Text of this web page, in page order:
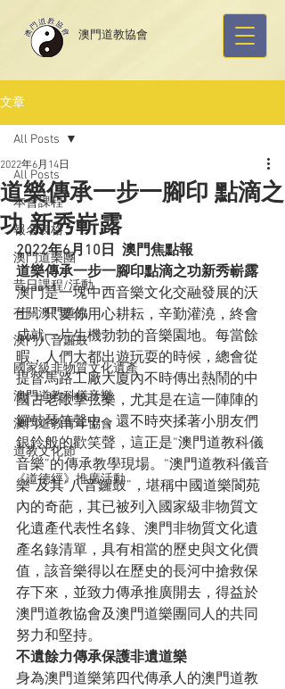
​澳門道教協會
文章
All Posts
本會課程
報名表格
澳門道樂團
昔日課程/活動
有關澳門道協
澳門八音鑼鼓
國家級非物質文化遺產
澳門道教科儀音樂
澳門道教青年協會
道教文化節
《道德經》推廣活動
All Posts
道樂傳承一步一腳印 點滴之
功 新秀嶄露
2022年6月14日
2022年6月10日  澳門焦點報
道樂傳承一步一腳印點滴之功新秀嶄露
澳門是一塊中西音樂文化交融發展的沃
土，只要你用心耕耘，辛勤灌澆，終會
成就一片生機勃勃的音樂園地。每當餘
暇，人們大都出遊玩耍的時候，總會從
提督馬路工廠大廈內不時傳出熱鬧的中
國古老敲擊弦樂，尤其是在這一陣陣的
鑼鼓琴笛聲中，還不時夾揉著小朋友們
銀鈴般的歡笑聲，這正是“澳門道教科儀
音樂”的傳承教學現場。“澳門道教科儀音
樂”及其“八音鑼鼓”，堪稱中國道樂閬苑
內的奇葩，其已被列入國家級非物質文
化遺產代表性名錄、澳門非物質文化遺
產名錄清單，具有相當的歷史與文化價
值，該音樂得以在歷史的長河中搶救保
存下來，並致力傳承推廣開去，得益於
澳門道教協會及澳門道樂團同人的共同
努力和堅持。
不遺餘力傳承保護非遺道樂
身為澳門道樂第四代傳承人的澳門道教